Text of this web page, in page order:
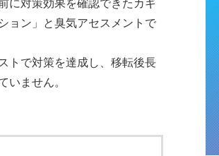
に対策効果を確認できたカギ
ョン」と臭気アセスメントで
トで対策を達成し、移転後長
いません。